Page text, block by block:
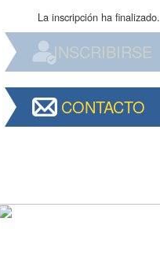
La inscripción ha finalizado.
INSCRIBIRSE
CONTACTO